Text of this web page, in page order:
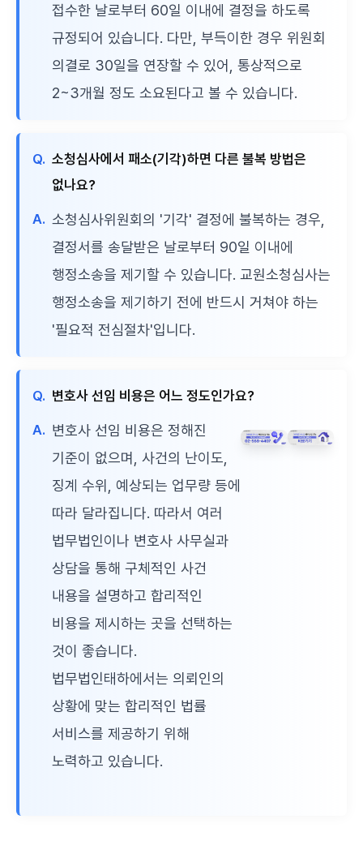
접수한 날로부터 60일 이내에 결정을 하도록
규정되어 있습니다. 다만, 부득이한 경우 위원회
의결로 30일을 연장할 수 있어, 통상적으로
2~3개월 정도 소요된다고 볼 수 있습니다.
Q. 소청심사에서 패소(기각)하면 다른 불복 방법은
없나요?
A. 소청심사위원회의 '기각' 결정에 불복하는 경우,
결정서를 송달받은 날로부터 90일 이내에
행정소송을 제기할 수 있습니다. 교원소청심사는
행정소송을 제기하기 전에 반드시 거쳐야 하는
'필요적 전심절차'입니다.
Q. 변호사 선임 비용은 어느 정도인가요?
A. 변호사 선임 비용은 정해진
기준이 없으며, 사건의 난이도,
징계 수위, 예상되는 업무량 등에
따라 달라집니다. 따라서 여러
법무법인이나 변호사 사무실과
상담을 통해 구체적인 사건
내용을 설명하고 합리적인
비용을 제시하는 곳을 선택하는
것이 좋습니다.
법무법인태하에서는 의뢰인의
상황에 맞는 합리적인 법률
서비스를 제공하기 위해
노력하고 있습니다.